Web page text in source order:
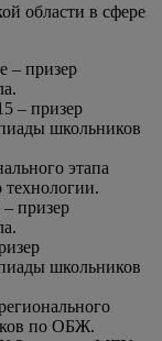
области в сфере
– призер
– призер
школьников
этапа
призер
школьников
по ОБЖ.